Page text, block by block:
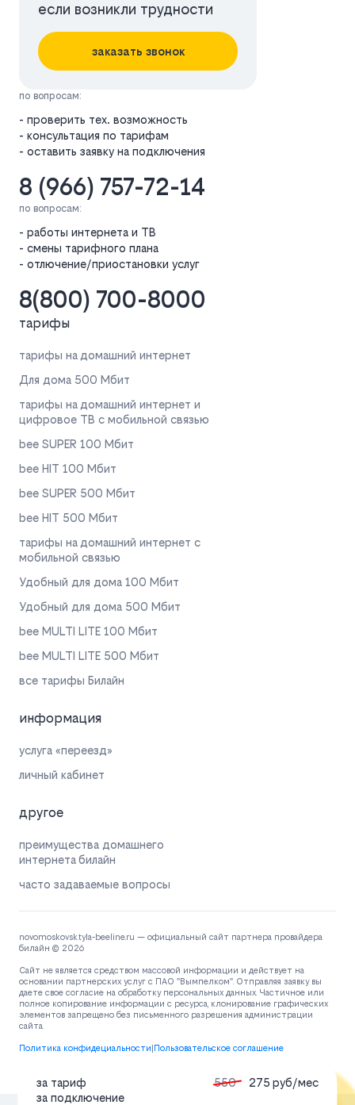
за тариф 550
275 руб/мес
за подключение
если возникли трудности
заказать звонок
по вопросам:
- проверить тех. возможность
- консультация по тарифам
- оставить заявку на подключения
8 (966) 757-72-14
по вопросам:
- работы интернета и ТВ
- смены тарифного плана
- отлючение/приостановки услуг
8(800) 700-8000
тарифы
тарифы на домашний интернет
Для дома 500 Мбит
тарифы на домашний интернет и
цифровое ТВ с мобильной связью
bee SUPER 100 Мбит
bee HIT 100 Мбит
bee SUPER 500 Мбит
bee HIT 500 Мбит
тарифы на домашний интернет с
мобильной связью
Удобный для дома 100 Мбит
Удобный для дома 500 Мбит
bee MULTI LITE 100 Мбит
bee MULTI LITE 500 Мбит
все тарифы Билайн
информация
услуга «переезд»
личный кабинет
другое
преимущества домашнего
интернета билайн
часто задаваемые вопросы
novomoskovsk.tyla-beeline.ru — официальный сайт партнера провайдера
билайн © 2026
Сайт не является средством массовой информации и действует на
основании партнерских услуг с ПАО "Вымпелком". Отправляя заявку вы
даете свое согласие на обработку персональных данных. Частичное или
полное копирование информации с ресурса, клонирование графических
элементов запрещено без письменного разрешения администрации
сайта.
Политика конфидециальности|Пользовательское соглашение